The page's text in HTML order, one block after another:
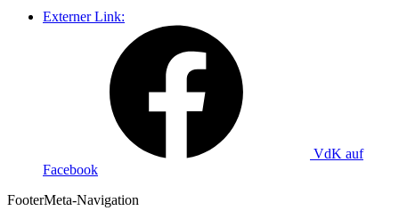
Externer Link:
VdK auf
Facebook
FooterMeta-Navigation